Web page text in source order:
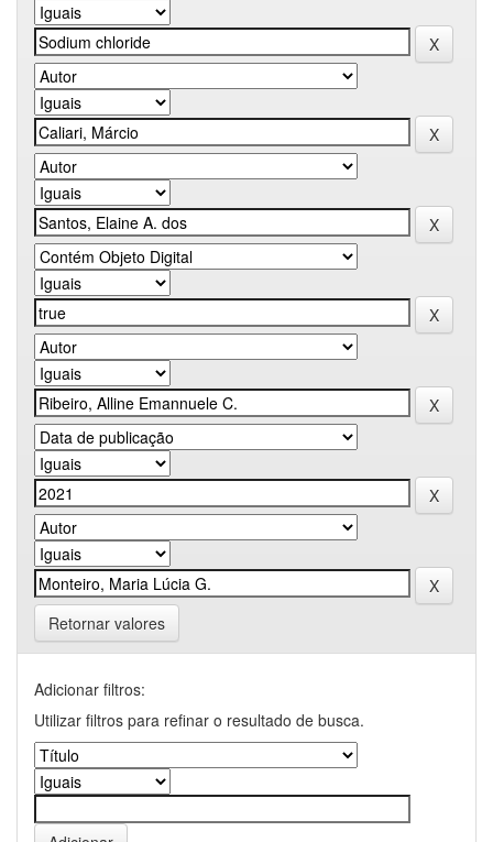
Retornar valores
Adicionar filtros:
Utilizar filtros para refinar o resultado de busca.